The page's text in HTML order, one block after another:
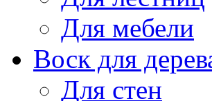
Для мебели
Воск для
Для стен